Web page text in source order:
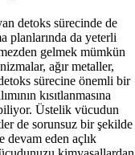
detoks sürecinde de
planlarında da yeterli
gelmek mümkün
ağır metaller,
sürecine önemli bir
kısıtlanmasına
Üstelik vücudun
de sorunsuz bir şekilde
devam eden açlık